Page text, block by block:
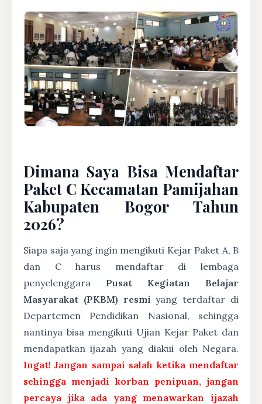
Dimana Saya Bisa Mendaftar
Paket C Kecamatan Pamijahan
Kabupaten Bogor Tahun
2026?
Siapa saja yang ingin mengikuti Kejar Paket A, B
dan C harus mendaftar di lembaga
penyelenggara Pusat Kegiatan Belajar
Masyarakat (PKBM) resmi yang terdaftar di
Departemen Pendidikan Nasional, sehingga
nantinya bisa mengikuti Ujian Kejar Paket dan
mendapatkan ijazah yang diakui oleh Negara.
Ingat! Jangan sampai salah ketika mendaftar
sehingga menjadi korban penipuan, jangan
percaya jika ada yang menawarkan ijazah